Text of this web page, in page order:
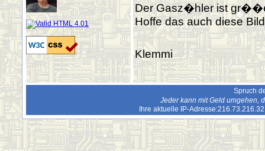
Der Gasz�hler ist
Hoffe das auch diese
Klemmi
Spruch
Jeder kann mit Geld umgehen,
Ihre aktuelle IP-